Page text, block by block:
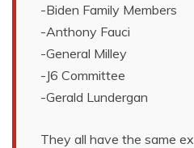
-Biden Family Members
-Anthony Fauci
-General Milley
-J6 Committee
-Gerald Lundergan
They all have the same